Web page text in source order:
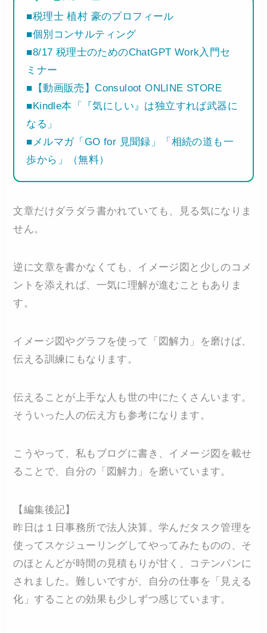
■税理士 植村 豪のプロフィール
■個別コンサルティング
■8/17 税理士のためのChatGPT Work入門セ
ミナー
■【動画販売】Consuloot ONLINE STORE
■Kindle本「『気にしい』は独立すれば武器に
なる」
■メルマガ「GO for 見聞録」「相続の道も一
歩から」（無料）
文章だけダラダラ書かれていても、見る気になりま
せん。
逆に文章を書かなくても、イメージ図と少しのコメ
ントを添えれば、一気に理解が進むこともありま
す。
イメージ図やグラフを使って「図解力」を磨けば、
伝える訓練にもなります。
伝えることが上手な人も世の中にたくさんいます。
そういった人の伝え方も参考になります。
こうやって、私もブログに書き、イメージ図を載せ
ることで、自分の「図解力」を磨いています。
【編集後記】
昨日は１日事務所で法人決算。学んだタスク管理を
使ってスケジューリングしてやってみたものの、そ
のほとんどが時間の見積もりが甘く、コテンパンに
されました。難しいですが、自分の仕事を「見える
化」することの効果も少しずつ感じています。